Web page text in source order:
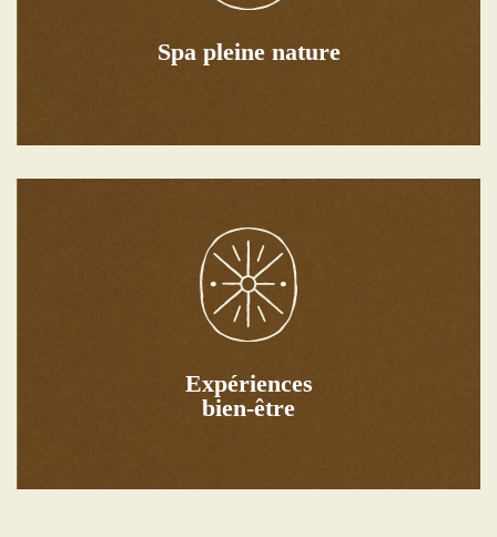
Spa pleine nature
Spa Pleine Nature
Une oasis de bien-être absolu dans un écrin de verdure
Expériences
bien-être
Expériences bien-être
personnalisées pour compléter votre séjour.
Découvrir